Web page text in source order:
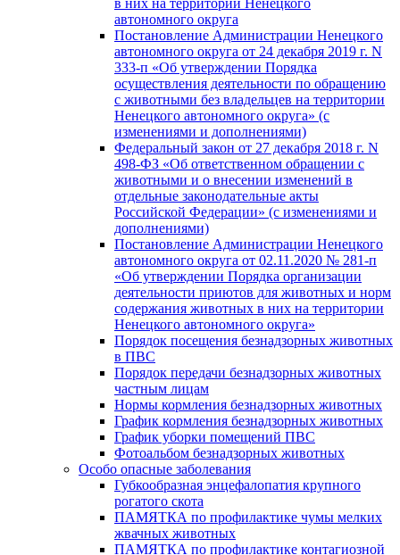
в них на территории Ненецкого
автономного округа
Постановление Администрации Ненецкого
автономного округа от 24 декабря 2019 г. N
333-п «Об утверждении Порядка
осуществления деятельности по обращению
с животными без владельцев на территории
Ненецкого автономного округа» (с
изменениями и дополнениями)
Федеральный закон от 27 декабря 2018 г. N
498-ФЗ «Об ответственном обращении с
животными и о внесении изменений в
отдельные законодательные акты
Российской Федерации» (с изменениями и
дополнениями)
Постановление Администрации Ненецкого
автономного округа от 02.11.2020 № 281-п
«Об утверждении Порядка организации
деятельности приютов для животных и норм
содержания животных в них на территории
Ненецкого автономного округа»
Порядок посещения безнадзорных животных
в ПВС
Порядок передачи безнадзорных животных
частным лицам
Нормы кормления безнадзорных животных
График кормления безнадзорных животных
График уборки помещений ПВС
Фотоальбом безнадзорных животных
Особо опасные заболевания
Губкообразная энцефалопатия крупного
рогатого скота
ПАМЯТКА по профилактике чумы мелких
жвачных животных
ПАМЯТКА по профилактике контагиозной